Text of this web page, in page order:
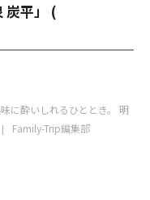
炭平」 (
に酔いしれるひととき。 明
の精神”に和む。 そ
Family-Trip編集部